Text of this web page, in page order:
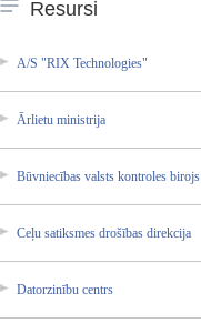
Resursi
A/S "RIX Technol­ogies"
Ārlietu ministr­ija
Būvniec­ības valsts kontrol­es birojs
Ceļu satiksm­es drošība­s direkci­ja
Datorzi­nību centrs